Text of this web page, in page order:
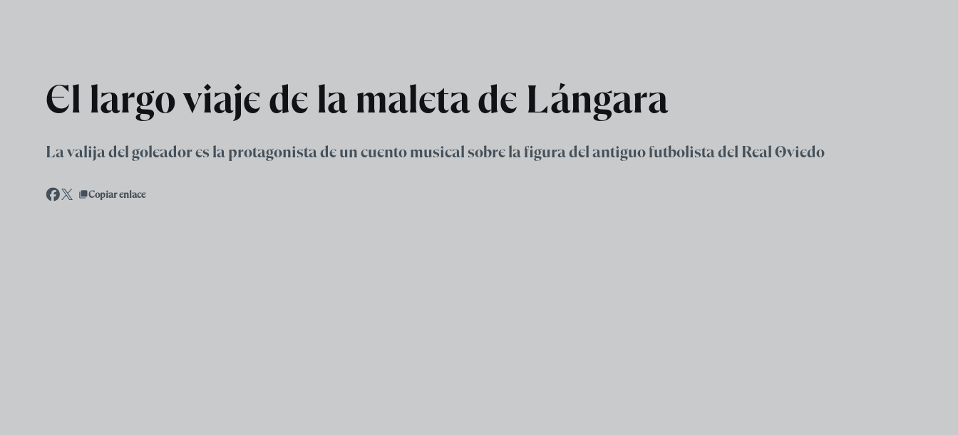
El largo viaje de la maleta de Lángara
La valija del goleador es la protagonista de un cuento musical sobre la figura del antiguo futbolista del Real Oviedo
Copiar enlace